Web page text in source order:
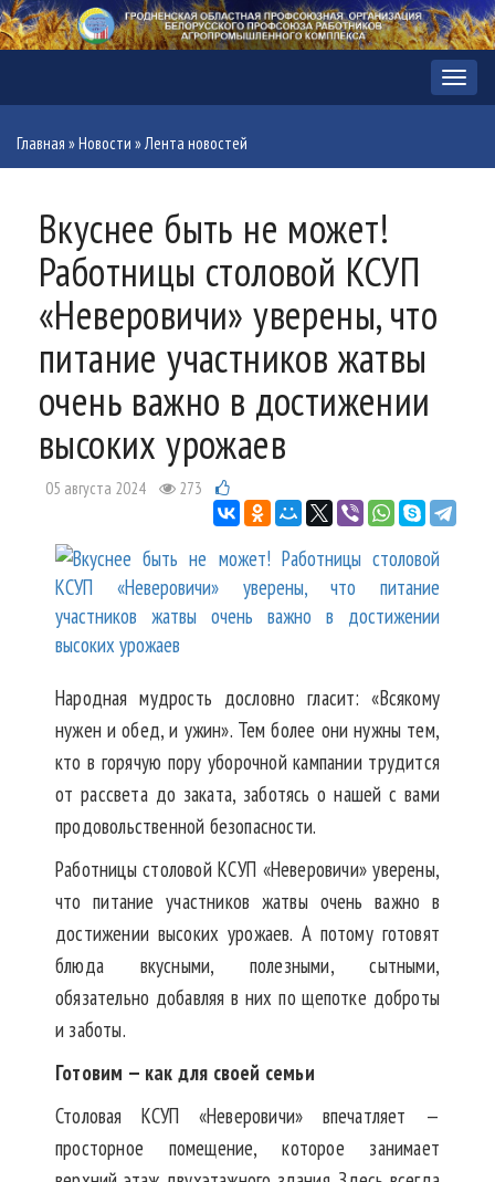
Меню
Главная »Новости »Лента новостей
Вкуснее быть не может!
Работницы столовой КСУП
«Неверовичи» уверены, что
питание участников жатвы
очень важно в достижении
высоких урожаев
05 августа 2024 273
Народная мудрость дословно гласит: «Всякому
нужен и обед, и ужин». Тем более они нужны тем,
кто в горячую пору уборочной кампании трудится
от рассвета до заката, заботясь о нашей с вами
продовольственной безопасности.
Работницы столовой КСУП «Неверовичи» уверены,
что питание участников жатвы очень важно в
достижении высоких урожаев. А потому готовят
блюда вкусными, полезными, сытными,
обязательно добавляя в них по щепотке доброты
и заботы.
Готовим — как для своей семьи
Столовая КСУП «Неверовичи» впечатляет —
просторное помещение, которое занимает